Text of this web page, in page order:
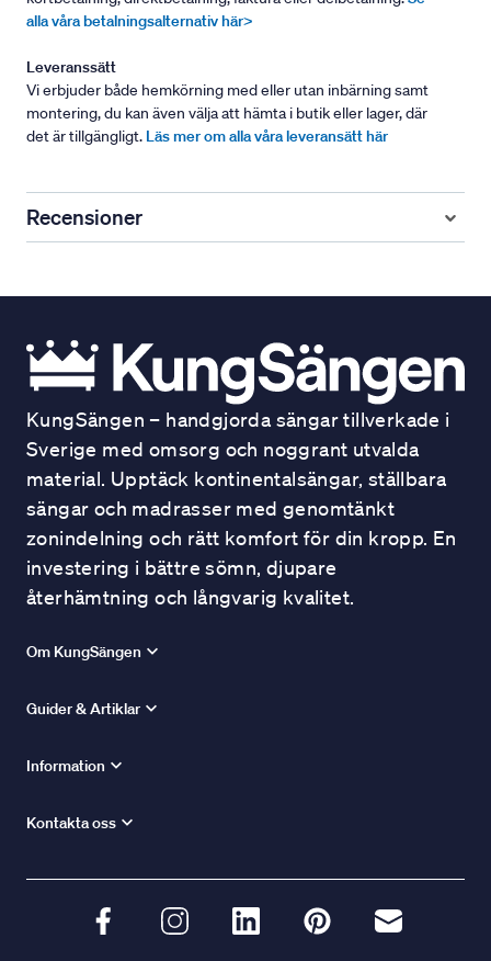
alla våra betalningsalternativ här>
Leveranssätt
Vi erbjuder både hemkörning med eller utan inbärning samt
montering, du kan även välja att hämta i butik eller lager, där
det är tillgängligt. Läs mer om alla våra leveransätt här
Recensioner
KungSängen – handgjorda sängar tillverkade i
Sverige med omsorg och noggrant utvalda
material. Upptäck kontinentalsängar, ställbara
sängar och madrasser med genomtänkt
zonindelning och rätt komfort för din kropp. En
investering i bättre sömn, djupare
återhämtning och långvarig kvalitet.
Om KungSängen
Guider & Artiklar
Information
Kontakta oss